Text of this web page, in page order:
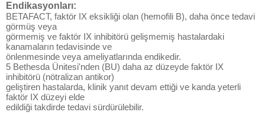
Endikasyonları:
BETAFACT, faktör IX eksikliği olan (hemofili B), daha önce tedavi
görmüş veya
görmemiş ve faktör IX inhibitörü gelişmemiş hastalardaki
kanamaların tedavisinde ve
önlenmesinde veya ameliyatlarında endikedir.
5 Bethesda Ünitesi'nden (BU) daha az düzeyde faktör IX
inhibitörü (nötralizan antikor)
geliştiren hastalarda, klinik yanıt devam ettiği ve kanda yeterli
faktör IX düzeyi elde
edildiği takdirde tedavi sürdürülebilir.